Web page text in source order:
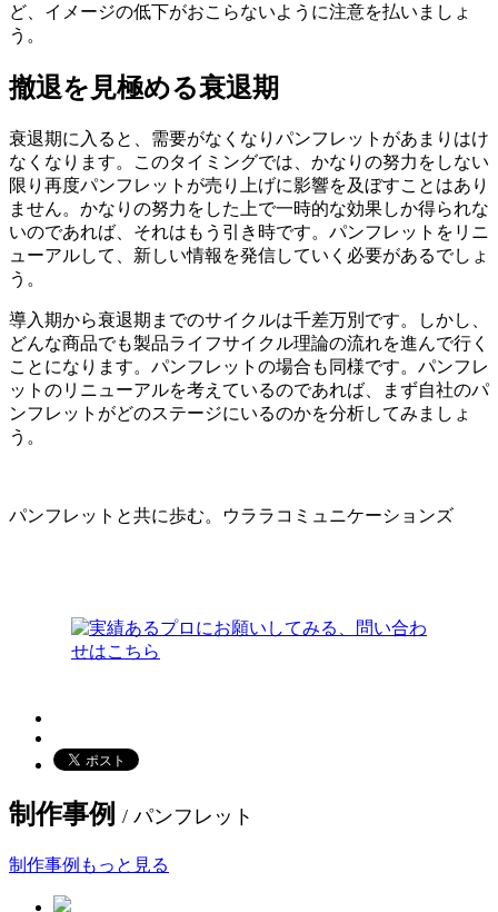
ど、イメージの低下がおこらないように注意を払いましょ
う。
撤退を見極める衰退期
衰退期に入ると、需要がなくなりパンフレットがあまりはけ
なくなります。このタイミングでは、かなりの努力をしない
限り再度パンフレットが売り上げに影響を及ぼすことはあり
ません。 かなりの努力をした上で一時的な効果しか得られな
いのであれば、それはもう引き時です。 パンフレットをリニ
ューアルして、新しい情報を発信していく必要があるでしょ
う。
導入期から衰退期までのサイクルは千差万別です。しかし、
どんな商品でも製品ライフサイクル理論の流れを進んで行く
ことになります。パンフレットの場合も同様です。パンフレ
ットのリニューアルを考えているのであれば、まず自社のパ
ンフレットがどのステージにいるのかを分析してみましょ
う。
パンフレットと共に歩む。ウララコミュニケーションズ
制作事例 / パンフレット
制作事例もっと見る